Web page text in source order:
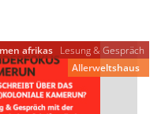
Allerweltshaus
afrikas Lesung & Gespräch